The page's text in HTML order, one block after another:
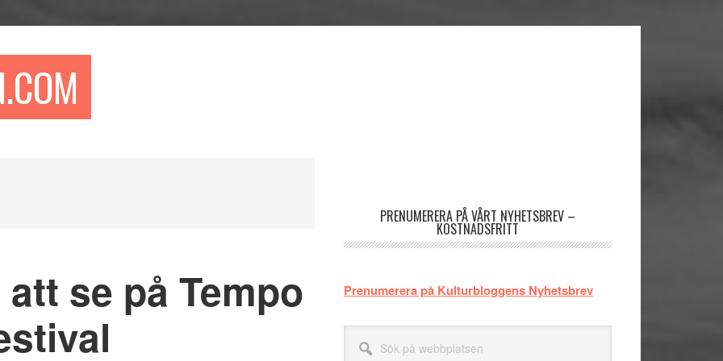
se på Tempo
PRENUMERERA PÅ VÅRT NYHETSBREV –
KOSTNADSFRITT
Prenumerera på Kulturbloggens Nyhetsbrev